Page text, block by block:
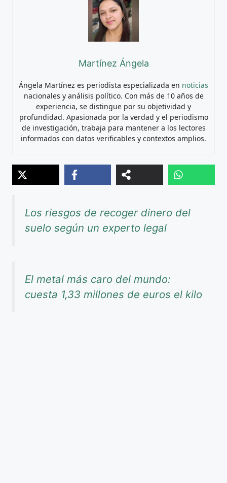
Martínez Ángela
Ángela Martínez es periodista especializada en noticias
nacionales y análisis político. Con más de 10 años de
experiencia, se distingue por su objetividad y
profundidad. Apasionada por la verdad y el periodismo
de investigación, trabaja para mantener a los lectores
informados con datos verificables y contextos amplios.
Los riesgos de recoger dinero del
suelo según un experto legal
El metal más caro del mundo:
cuesta 1,33 millones de euros el kilo